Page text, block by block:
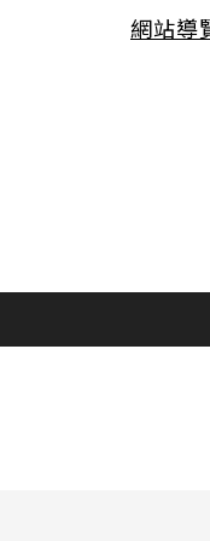
網站導